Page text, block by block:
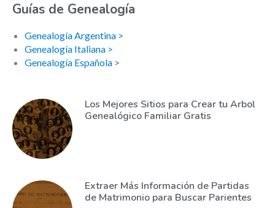
Guías de Genealogía
Genealogía Argentina >
Genealogía Italiana >
Genealogía Española >
Los Mejores Sitios para Crear tu Arbol
Genealógico Familiar Gratis
Extraer Más Información de Partidas
de Matrimonio para Buscar Parientes